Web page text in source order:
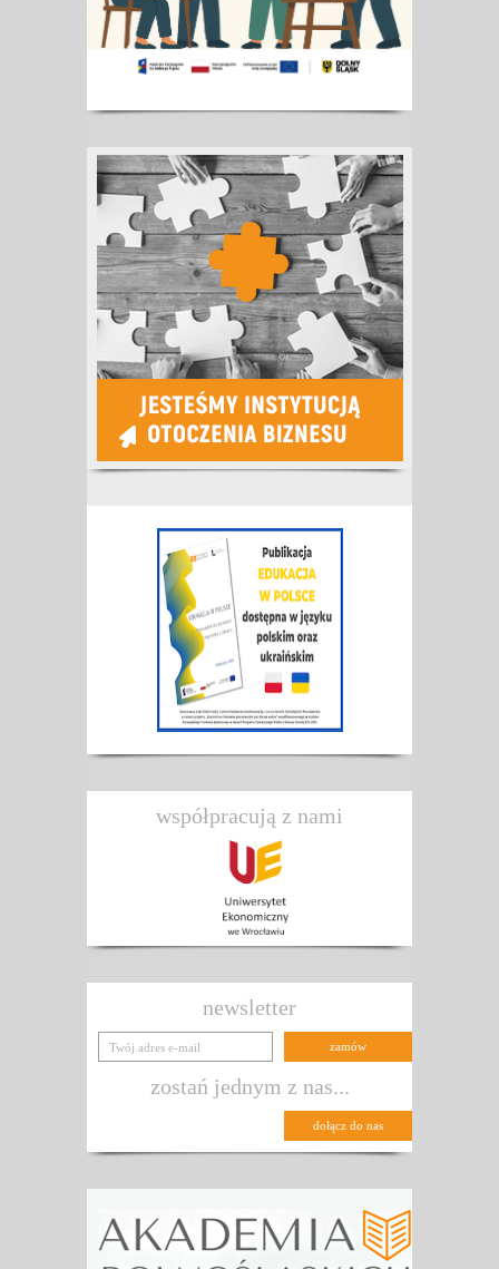
współpracują z nami
newsletter
zostań jednym z nas...